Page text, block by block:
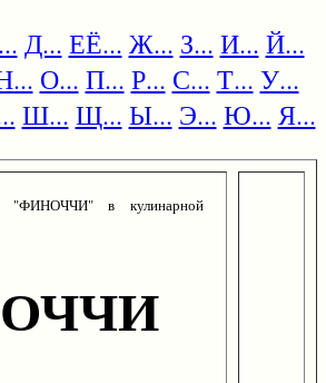
Д... ЕЁ... Ж... З... И... Й...
О... П... Р... С... Т... У...
Ш... Щ... Ы... Э... Ю... Я...
"ФИНОЧЧИ" в кулинарной